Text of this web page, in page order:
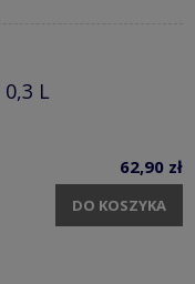
L
62,90 zł
DO KOSZYKA